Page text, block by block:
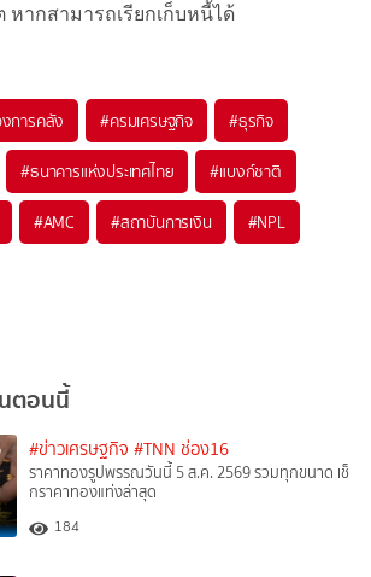
หากสามารถเรียกเก็บหนี้ได้
การคลัง #ครมเศรษฐกิจ #ธุรกิจ
#ธนาคารแห่งประเทศไทย #แบงก์ชาติ
#AMC #สถาบันการเงิน #NPL
ตอนนี้
#ข่าวเศรษฐกิจ #TNN ช่อง16
ราคาทองรูปพรรณวันนี้ 5 ส.ค. 2569 รวมทุกขนาด เช็
กราคาทองแท่งล่าสุด
184